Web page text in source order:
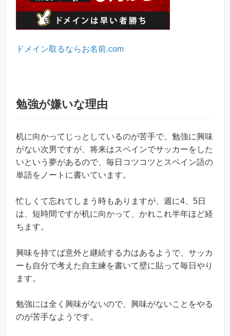
ドメイン取るならお名前.com
勉強が嫌いな理由
机に向かってじっとしているのが苦手で、勉強に興味
がない次男ですが、将来はスペインでサッカーをした
いという夢があるので、毎日コツコツとスペイン語の
単語をノートに書いています。
忙しくて忘れてしまう時もありますが、週に4、5日
は、短時間ですが机に向かって、かれこれ半年ほど経
ちます。
興味を持てば意外と継続する力はあるようで、サッカ
ーも自分で考えた自主練を書いて壁に貼って毎日やり
ます。
勉強には全く興味がないので、興味がないことをやる
のが苦手なようです。